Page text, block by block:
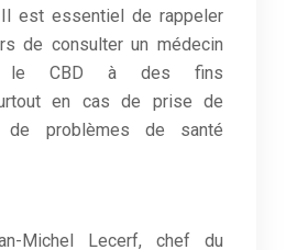
est essentiel de rappeler
de consulter un médecin
le CBD à des fins
en cas de prise de
de problèmes de santé
Michel Lecerf, chef du